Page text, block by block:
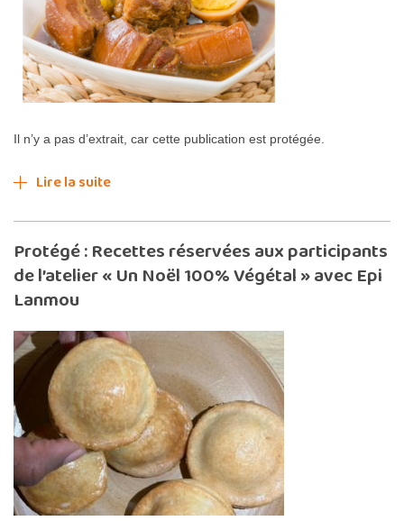
Il n’y a pas d’extrait, car cette publication est protégée.
Lire la suite
Protégé : Recettes réservées aux participants
de l’atelier « Un Noël 100% Végétal » avec Epi
Lanmou